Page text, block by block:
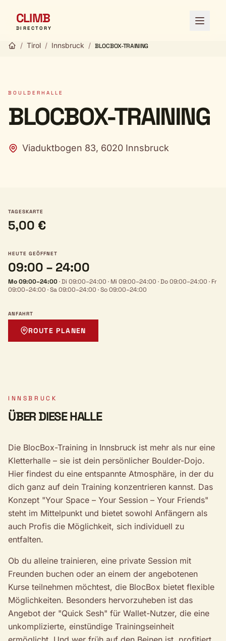
CLIMB
DIRECTORY Menü
/ Tirol / Innsbruck / BLOCBOX-TRAINING
BOULDERHALLE
BLOCBOX-TRAINING
Viaduktbogen 83, 6020 Innsbruck
TAGESKARTE
5,00 €
HEUTE GEÖFFNET
09:00 – 24:00
Mo 09:00–24:00·Di 09:00–24:00 · Mi 09:00–24:00 ·Do 09:00–24:00 · Fr
09:00–24:00 ·Sa 09:00–24:00 ·So 09:00–24:00
ANFAHRT
ROUTE PLANEN
INNSBRUCK
ÜBER DIESE HALLE
Die BlocBox-Training in Innsbruck ist mehr als nur eine
Kletterhalle – sie ist dein persönlicher Boulder-Dojo.
Hier findest du eine entspannte Atmosphäre, in der du
dich ganz auf dein Training konzentrieren kannst. Das
Konzept "Your Space – Your Session – Your Friends"
steht im Mittelpunkt und bietet sowohl Anfängern als
auch Profis die Möglichkeit, sich individuell zu
entfalten.
Ob du alleine trainieren, eine private Session mit
Freunden buchen oder an einem der angebotenen
Kurse teilnehmen möchtest, die BlocBox bietet flexible
Möglichkeiten. Besonders hervorzuheben ist das
Angebot der "Quick Sesh" für Wallet-Nutzer, die eine
unkomplizierte, einstündige Trainingseinheit